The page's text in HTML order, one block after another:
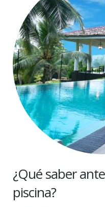
CONTACTO
BLOG
¿Qué saber
piscina?